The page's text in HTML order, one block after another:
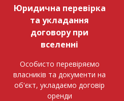
Юридична перевірка
та укладання
договору при
вселенні
Особисто перевіряємо
власників та документи на
об'єкт, укладаємо договір
оренди